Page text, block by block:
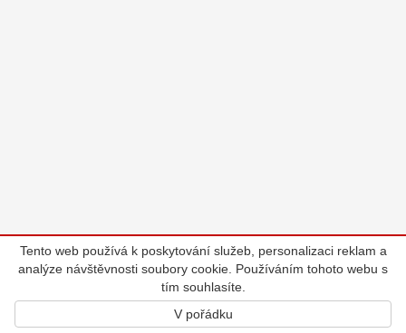
Tento web používá k poskytování služeb, personalizaci reklam a
analýze návštěvnosti soubory cookie. Používáním tohoto webu s
tím souhlasíte.
V pořádku